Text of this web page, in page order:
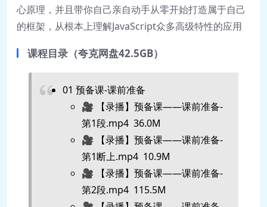
心原理，并且带你自己亲自动手从零开始打造属于自己
的框架，从根本上理解JavaScript众多高级特性的应用
课程目录（夸克网盘42.5GB）
01 预备课-课前准备
🎥 【录播】预备课——课前准备-
第1段.mp4 36.0M
🎥 【录播】预备课——课前准备-
第1断上.mp4 10.9M
🎥 【录播】预备课——课前准备-
第2段.mp4 115.5M